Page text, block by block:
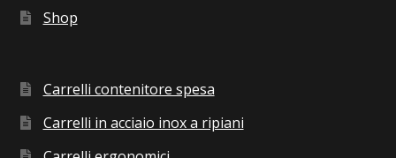
Shop
Carrelli contenitore spesa
Carrelli in acciaio inox a ripiani